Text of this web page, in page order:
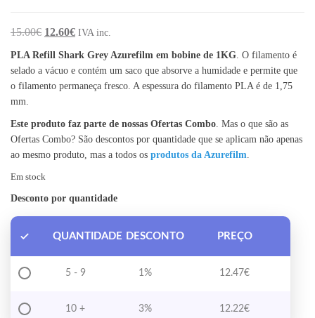
15.00€ O preço original era: 15.00€.
12.60€O preço atual é: 12.60€.
IVA inc.
PLA Refill Shark Grey Azurefilm em bobine de 1KG . O filamento é
selado a vácuo e contém um saco que absorve a humidade e permite que
o filamento permaneça fresco. A espessura do filamento PLA é de 1,75
mm.
Este produto faz parte de nossas Ofertas Combo . Mas o que são as
Ofertas Combo? São descontos por quantidade que se aplicam não apenas
ao mesmo produto, mas a todos os produtos da Azurefilm
Em stock
Desconto por quantidade
QUANTIDADE DESCONTO PREÇO
5 - 9 1% 12.47€
10 + 3% 12.22€